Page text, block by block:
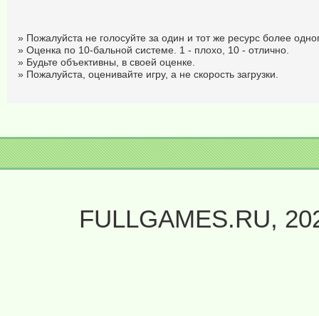
» Пожалуйста не голосуйте за один и тот же ресурс более
» Оценка по 10-бальной системе. 1 - плохо, 10 - отлично.
» Будьте объективны, в своей оценке.
» Пожалуйста, оценивайте игру, а не скорость загрузки.
FULLGAMES.RU,